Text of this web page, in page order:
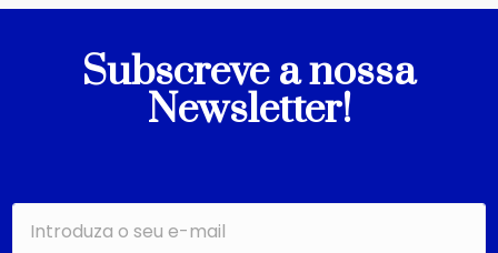
Subscreve a nossa
Newsletter!